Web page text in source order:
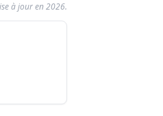
à jour en 2026.
sécurité web